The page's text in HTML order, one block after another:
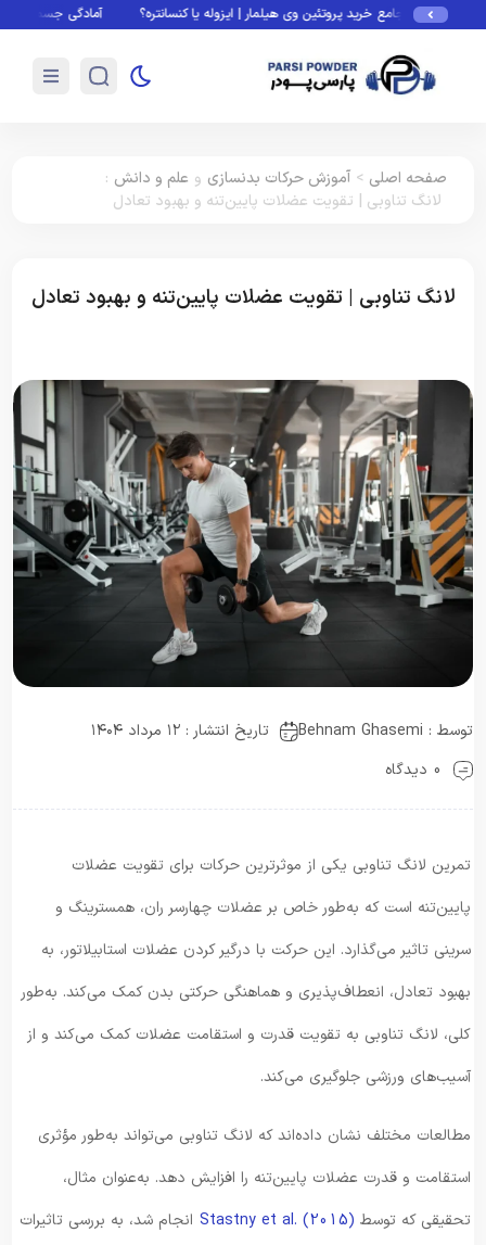
جامع خرید پروتئین وی هیلمار | ایزوله یا کنسانتره؟ آمادگی جسمانی چیست؟
صفحه اصلی > آموزش حرکات بدنسازی و علم و دانش :
لانگ تناوبی | تقویت عضلات پایین‌تنه و بهبود تعادل
لانگ تناوبی | تقویت عضلات پایین‌تنه و بهبود تعادل
توسط : Behnam Ghasemi
تاریخ انتشار : ۱۲ مرداد ۱۴۰۴
0 دیدگاه
تمرین لانگ تناوبی یکی از موثرترین حرکات برای تقویت عضلات
پایین‌تنه است که به‌طور خاص بر عضلات چهارسر ران، همسترینگ و
سرینی تاثیر می‌گذارد. این حرکت با درگیر کردن عضلات استابیلاتور، به
بهبود تعادل، انعطاف‌پذیری و هماهنگی حرکتی بدن کمک می‌کند. به‌طور
کلی، لانگ تناوبی به تقویت قدرت و استقامت عضلات کمک می‌کند و از
آسیب‌های ورزشی جلوگیری می‌کند.
مطالعات مختلف نشان داده‌اند که لانگ تناوبی می‌تواند به‌طور مؤثری
استقامت و قدرت عضلات پایین‌تنه را افزایش دهد. به‌عنوان مثال،
تحقیقی که توسط Stastny et al. (2015) انجام شد، به بررسی تاثیرات